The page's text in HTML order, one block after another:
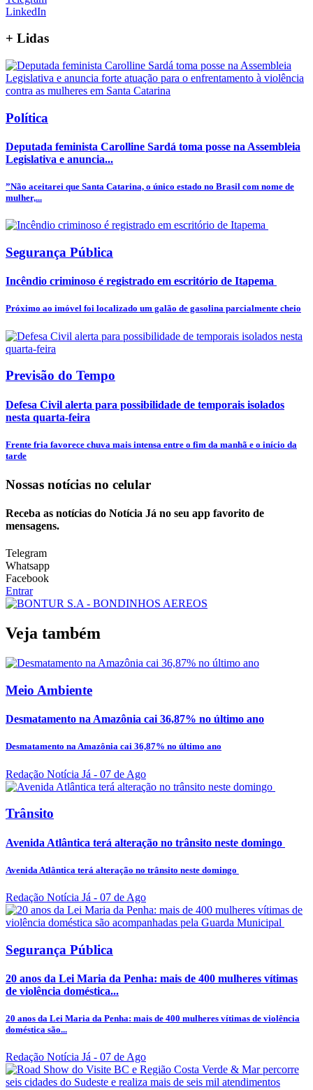
LinkedIn
+ Lidas
Política
Deputada feminista Carolline Sardá toma posse na Assembleia
Legislativa e anuncia...
”Não aceitarei que Santa Catarina, o único estado no Brasil com nome de
mulher,...
Segurança Pública
Incêndio criminoso é registrado em escritório de Itapema
Próximo ao imóvel foi localizado um galão de gasolina parcialmente cheio
Previsão do Tempo
Defesa Civil alerta para possibilidade de temporais isolados
nesta quarta-feira
Frente fria favorece chuva mais intensa entre o fim da manhã e o início da
tarde
Nossas notícias no celular
Receba as notícias do Notícia Já no seu app favorito de
mensagens.
Telegram
Whatsapp
Facebook
Entrar
Veja também
Meio Ambiente
Desmatamento na Amazônia cai 36,87% no último ano
Desmatamento na Amazônia cai 36,87% no último ano
Redação Notícia Já - 07 de Ago
Trânsito
Avenida Atlântica terá alteração no trânsito neste domingo
Avenida Atlântica terá alteração no trânsito neste domingo
Redação Notícia Já - 07 de Ago
Segurança Pública
20 anos da Lei Maria da Penha: mais de 400 mulheres vítimas
de violência doméstica...
20 anos da Lei Maria da Penha: mais de 400 mulheres vítimas de violência
doméstica são...
Redação Notícia Já - 07 de Ago